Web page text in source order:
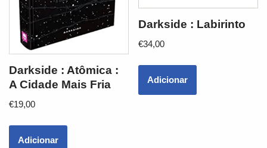
Darkside : Atômica :
A Cidade Mais Fria
€19,00
Adicionar
Darkside : Labirinto
€34,00
Adicionar